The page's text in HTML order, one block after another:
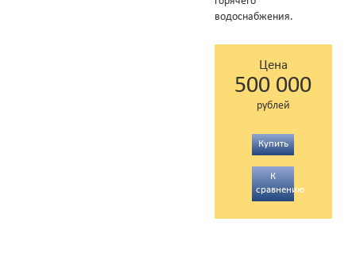
водоснабжения.
Цена
500 000
рублей
Купить
К
сравнению